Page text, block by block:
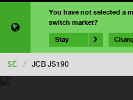
You have not selected a
switch market?
Stay
SE / JCB JS190